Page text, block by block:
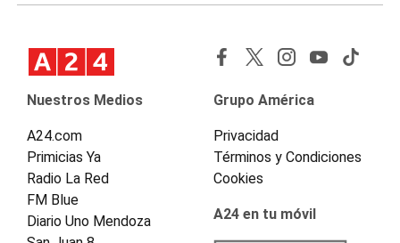
Nuestros Medios
A24.com
Primicias Ya
Radio La Red
FM Blue
Diario Uno Mendoza
Grupo América
Privacidad
Términos y Condiciones
Cookies
A24 en tu móvil